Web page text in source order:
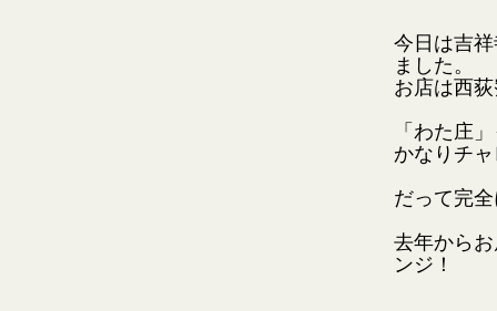
今日は吉
ました。
お店は西
「わた庄
かなりチ
だって完
去年から
ンジ！